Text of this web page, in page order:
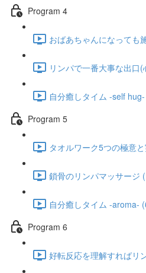
Program 4
おばあちゃんになっても
リンパで一番大事な出口
自分癒しタイム -self
Program 5
タオルワーク5つの極意
鎖骨のリンパマッサージ
自分癒しタイム -aroma-
Program 6​
好転反応を理解すればリ